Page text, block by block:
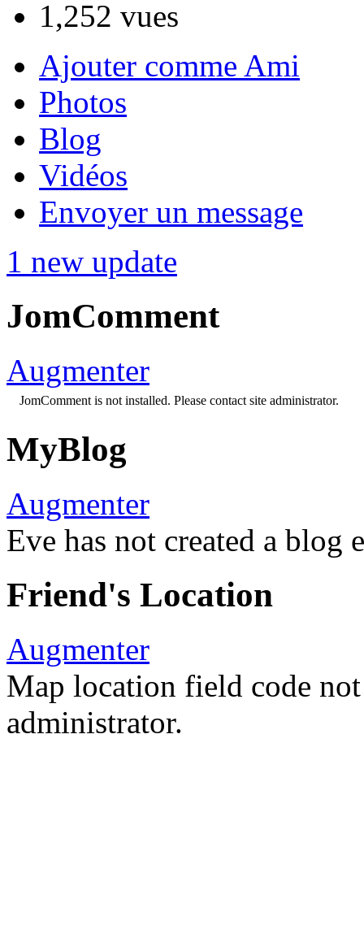
1,252 vues
Ajouter comme Ami
Photos
Blog
Vidéos
Envoyer un message
1 new update
JomComment
Augmenter
JomComment is not installed. Please contact site administrator.
MyBlog
Augmenter
Eve has not created a blog
Friend's Location
Augmenter
Map location field code
administrator.